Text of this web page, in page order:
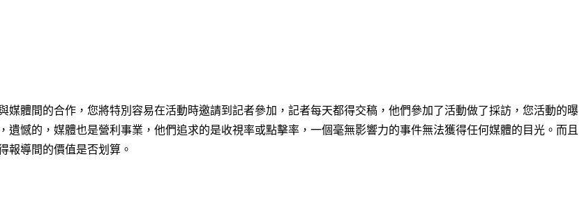
體間的合作，您將特別容易在活動時邀請到記者參加，記者每天都得交稿，他們參加了活動做了採訪，您活動的曝
憾的，媒體也是營利事業，他們追求的是收視率或點擊率，一個毫無影響力的事件無法獲得任何媒體的目光。而且
報導間的價值是否划算。